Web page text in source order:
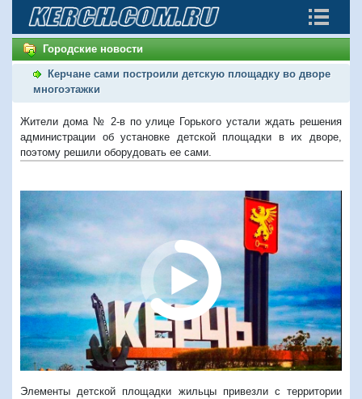
Городские новости
Керчане сами построили детскую площадку во дворе
многоэтажки
Жители дома № 2-в по улице Горького устали ждать решения
администрации об установке детской площадки в их дворе,
поэтому решили оборудовать ее сами.
Элементы детской площадки жильцы привезли с территории